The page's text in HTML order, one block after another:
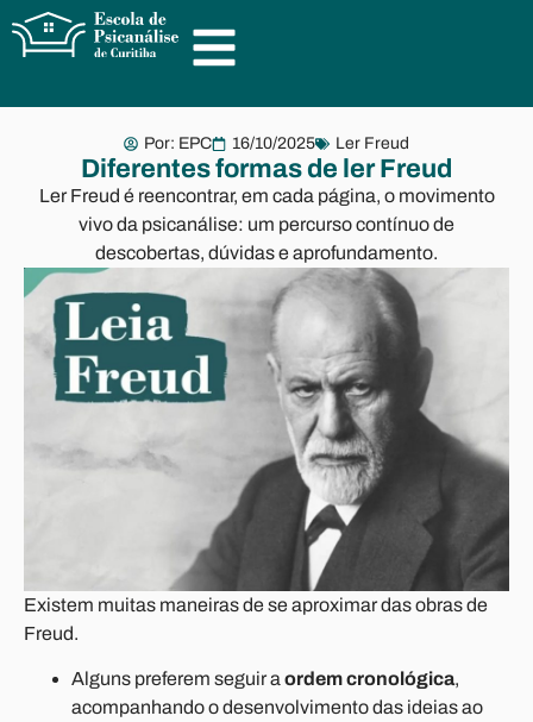
Por: EPC 16/10/2025 Ler Freud
Diferentes formas de ler Freud
Ler Freud é reencontrar, em cada página, o movimento
vivo da psicanálise: um percurso contínuo de
descobertas, dúvidas e aprofundamento.
Existem muitas maneiras de se aproximar das obras de
Freud.
Alguns preferem seguir a ordem cronológica,
acompanhando o desenvolvimento das ideias ao